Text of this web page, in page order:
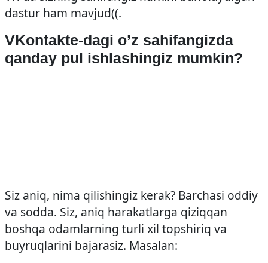
dastur ham mavjud((.
VKontakte-dagi o’z sahifangizda
qanday pul ishlashingiz mumkin?
Siz aniq, nima qilishingiz kerak? Barchasi oddiy
va sodda. Siz, aniq harakatlarga qiziqqan
boshqa odamlarning turli xil topshiriq va
buyruqlarini bajarasiz. Masalan: